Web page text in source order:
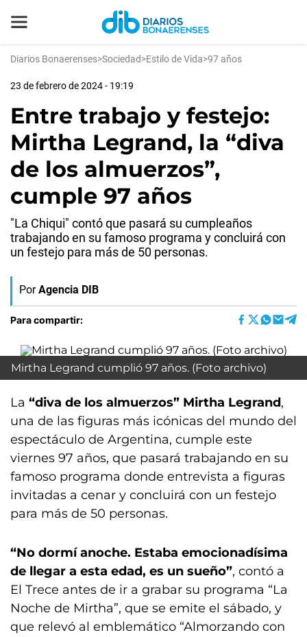
Diarios Bonaerenses>Sociedad>Estilo de Vida>97 años
23 de febrero de 2024 - 19:19
Entre trabajo y festejo:
Mirtha Legrand, la “diva
de los almuerzos”,
cumple 97 años
"La Chiqui" contó que pasará su cumpleaños
trabajando en su famoso programa y concluirá con
un festejo para más de 50 personas.
Por Agencia DIB
Para compartir:
Mirtha Legrand cumplió 97 años. (Foto archivo)
La “diva de los almuerzos” Mirtha Legrand,
una de las figuras más icónicas del mundo del
espectáculo de Argentina, cumple este
viernes 97 años, que pasará trabajando en su
famoso programa donde entrevista a figuras
invitadas a cenar y concluirá con un festejo
para más de 50 personas.
“No dormí anoche. Estaba emocionadísima
de llegar a esta edad, es un sueño”, contó a
El Trece antes de ir a grabar su programa “La
Noche de Mirtha”, que se emite el sábado, y
que relevó al emblemático “Almorzando con